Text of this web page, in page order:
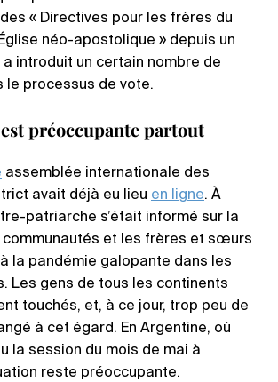
« Directives pour les frères du
néo-apostolique » depuis un
introduit un certain nombre de
le processus de vote.
préoccupante partout
assemblée internationale des
avait déjà eu lieu en ligne. À
patriarche s’était informé sur la
communautés et les frères et sœurs
la pandémie galopante dans les
Les gens de tous les continents
touchés, et, à ce jour, trop peu de
à cet égard. En Argentine, où
la session du mois de mai à
reste préoccupante.